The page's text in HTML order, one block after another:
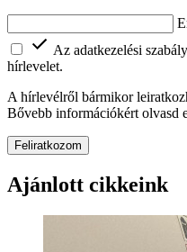
Az adatkezelési
hírlevelet.
A hírlevélről bármikor
Bővebb információkért olvasd
Feliratkozom
Ajánlott cikkeink